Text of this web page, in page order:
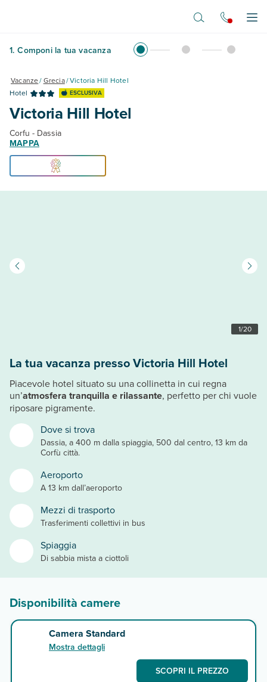
1. Componi la tua vacanza
Vacanze/Grecia/Victoria Hill Hotel
Hotel
ESCLUSIVA
Victoria Hill Hotel
Corfu - Dassia
MAPPA
1/20
Dove si trova
Dassia, a 400 m dalla spiaggia, 500 dal centro, 13 km da
Corfù città.
Aeroporto
A 13 km dall’aeroporto
Mezzi di trasporto
Trasferimenti collettivi in bus
Spiaggia
Di sabbia mista a ciottoli
La tua vacanza presso Victoria Hill Hotel
Piacevole hotel situato su una collinetta in cui regna
un’atmosfera tranquilla e rilassante, perfetto per chi vuole
riposare pigramente.
Disponibilità camere
Camera Standard
Mostra dettagli
SCOPRI IL PREZZO